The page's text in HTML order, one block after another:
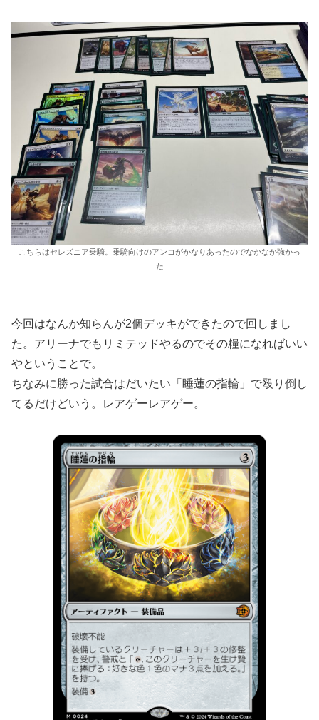
こちらはセレズニア乗騎。乗騎向けのアンコがかなりあったのでなかなか強かっ
た
今回はなんか知らんが2個デッキができたので回しまし
た。アリーナでもリミテッドやるのでその糧になればいい
やということで。
ちなみに勝った試合はだいたい「睡蓮の指輪」で殴り倒し
てるだけどいう。レアゲーレアゲー。